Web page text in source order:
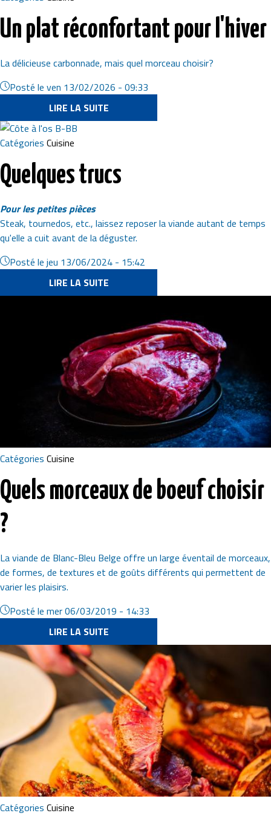
Un plat réconfortant pour l'hiver
La délicieuse carbonnade, mais quel morceau choisir?
Posté le ven 13/02/2026 - 09:33
LIRE LA SUITE
Image
Catégories Cuisine
Quelques trucs
Pour les petites pièces
Steak, tournedos, etc., laissez reposer la viande autant de temps
qu'elle a cuit avant de la déguster.
Posté le jeu 13/06/2024 - 15:42
LIRE LA SUITE
Catégories Cuisine
Quels morceaux de boeuf choisir
?
La viande de Blanc-Bleu Belge offre un large éventail de morceaux,
de formes, de textures et de goûts différents qui permettent de
varier les plaisirs.
Posté le mer 06/03/2019 - 14:33
LIRE LA SUITE
Image
Catégories Cuisine